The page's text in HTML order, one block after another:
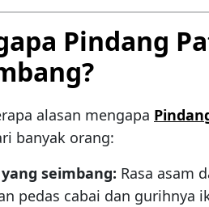
Pindang
alasan mengapa
banyak orang:
yang seimbang: Rasa asam
pedas cabai dan gurihnya